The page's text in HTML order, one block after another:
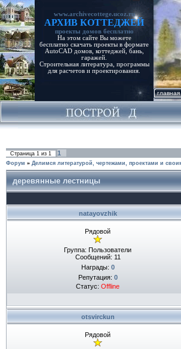
www.archivecottege.ucoz.ru
АРХИВ КОТТЕДЖЕЙ
проекты домов бесплатно
На этом сайте Вы можете
бесплатно скачать проекты в формате
AutoCAD домов, коттеджей, бань,
гаражей.
Строительная литература, программы
для расчетов и проектирования.
главная
Страница 1 из 1 1
Форум » Делимся литературой, чертежами, проектами и
деревянные лестницы
natayovzhik
Рядовой
Группа: Пользователи
Сообщений: 11
Награды: 0
Репутация: 0
Статус: Offline
otsvirckun
Рядовой